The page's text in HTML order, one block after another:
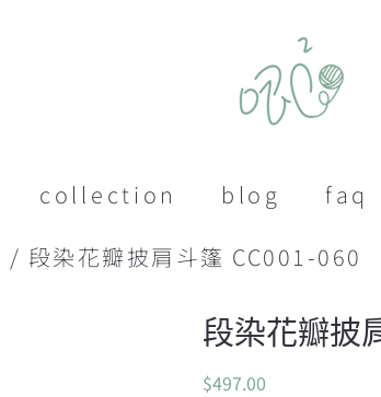
collection blog faq
/ 段染花瓣披肩斗篷 CC001-060
段染花瓣披
$497.00